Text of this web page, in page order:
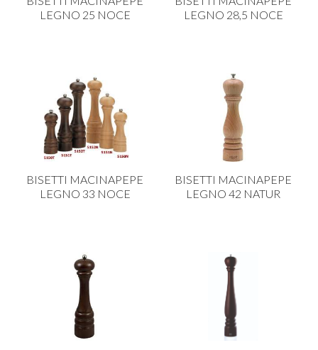
LEGNO 25 NOCE
LEGNO 28,5 NOCE
BISETTI MACINAPEPE
LEGNO 33 NOCE
BISETTI MACINAPEPE
LEGNO 42 NATUR